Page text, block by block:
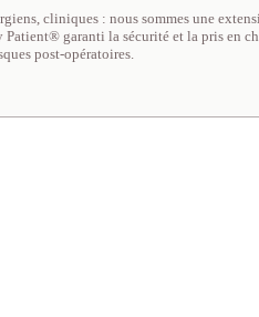
cliniques : nous sommes une
Patient® garanti la sécurité et la pris en
post-opératoires.